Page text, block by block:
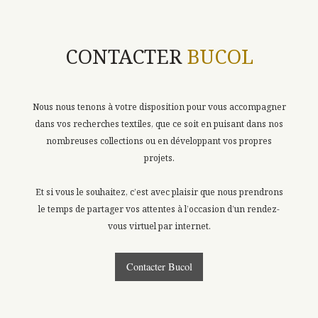
CONTACTERBUCOL
Nous nous tenons à votre disposition pour vous accompagner
dans vos recherches textiles, que ce soit en puisant dans nos
nombreuses collections ou en développant vos propres
projets.
Et si vous le souhaitez, c’est avec plaisir que nous prendrons
le temps de partager vos attentes à l’occasion d’un rendez-
vous virtuel par internet.
Contacter Bucol